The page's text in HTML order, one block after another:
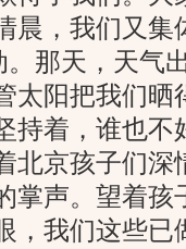
晨，我们又集
。那天，天气
太阳把我们晒
持着，谁也
北京孩子们深
掌声。望着
，我们这些已